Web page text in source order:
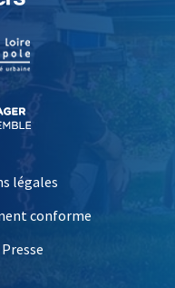
, Ouvre une nouvelle
légales
conforme
Presse